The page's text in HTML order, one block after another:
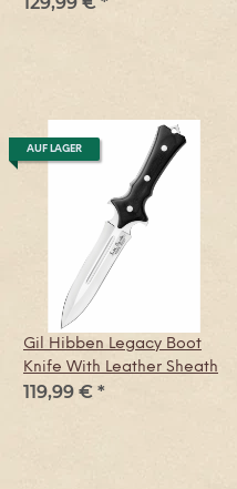
AUF LAGER
Gil Hibben Legacy Boot
Knife With Leather Sheath
119,99 € *